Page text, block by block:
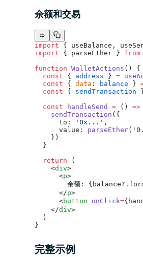
余额和交易
import { useBalance,
import { parseEther } from
function WalletActions () {
  const
{ address } =
  const
{ data : balance }
  const
{ sendTransaction
  const
handleSend = () =>
    sendTransaction
({
      to:
'0x...' ,
      value:
parseEther(
    })
  }
  return
(
    <
div>
      <
p>
余额:
      </
p>
      <
button onClick=
    </
div>
  )
}
完整示例